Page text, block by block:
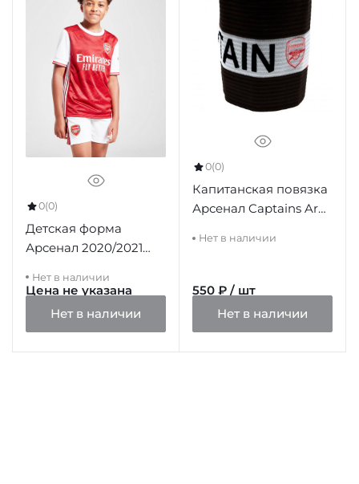
0(0)
Детская форма
Арсенал 2020/2021
Нет в наличии
Цена не указана
Нет в наличии
0(0)
Капитанская повязка
Арсенал Captains Arm
Нет в наличии
550 ₽ / шт
Нет в наличии